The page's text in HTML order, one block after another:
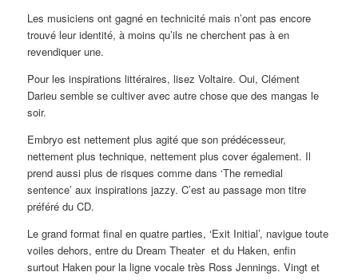
Les musiciens ont gagné en technicité mais n’ont pas encore
trouvé leur identité, à moins qu’ils ne cherchent pas à en
revendiquer une.
Pour les inspirations littéraires, lisez Voltaire. Oui, Clément
Darieu semble se cultiver avec autre chose que des mangas le
soir.
Embryo est nettement plus agité que son prédécesseur,
nettement plus technique, nettement plus cover également. Il
prend aussi plus de risques comme dans ‘The remedial
sentence’ aux inspirations jazzy. C’est au passage mon titre
préféré du CD.
Le grand format final en quatre parties, ‘Exit Initial’, navigue toute
voiles dehors, entre du Dream Theater et du Haken, enfin
surtout Haken pour la ligne vocale très Ross Jennings. Vingt et